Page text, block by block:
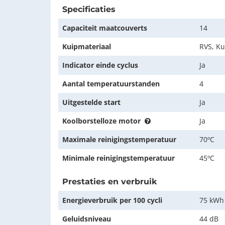
Specificaties
Capaciteit maatcouverts
14
Kuipmateriaal
RVS,
Indicator einde cyclus
Ja
Aantal temperatuurstanden
4
Uitgestelde start
Ja
Koolborstelloze motor
Ja
Maximale reinigingstemperatuur
70ºC
Minimale reinigingstemperatuur
45ºC
Prestaties en verbruik
Energieverbruik per 100 cycli
75 kWh
Geluidsniveau
44 dB